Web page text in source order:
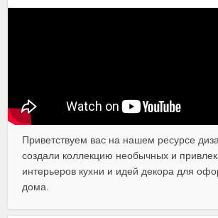
Приветствуем вас на нашем ресурсе
создали коллекцию необычных и
интерьеров кухни и идей декора для
дома.